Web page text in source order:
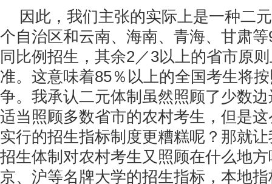
因此，我们主张的实际上是一种二
个自治区和云南、海南、青海、甘肃
同比例招生，其余2／3以上的省市原
准。这意味着85％以上的全国考生将
争。我承认二元体制虽然照顾了少数
适当照顾多数省市的农村考生，但是
实行的招生指标制度更糟糕呢？那就
招生体制对农村考生又照顾在什么地
京、沪等名牌大学的招生指标，本地